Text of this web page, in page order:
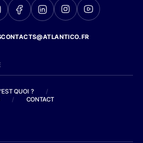
QUOI ?
/
/ CONTACT